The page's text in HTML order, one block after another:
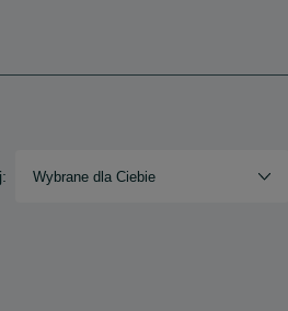
Wybrane dla Ciebie